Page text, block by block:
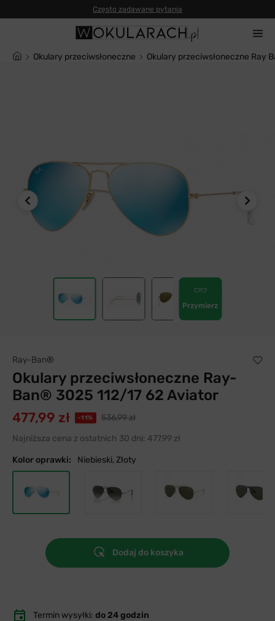
Często zadawane pytania
Okulary przeciwsłoneczne Okulary przeciwsłoneczne Ray
Przymierz
Ray-Ban®
Okulary przeciwsłoneczne Ray-
Ban® 3025 112/17 62 Aviator
477,99 zł -11%
536,99 zł
Najniższa cena z ostatnich 30 dni: 477,99 zł
Kolor oprawki: Niebieski, Złoty
Dodaj do koszyka
Termin wysyłki: do 24 godzin